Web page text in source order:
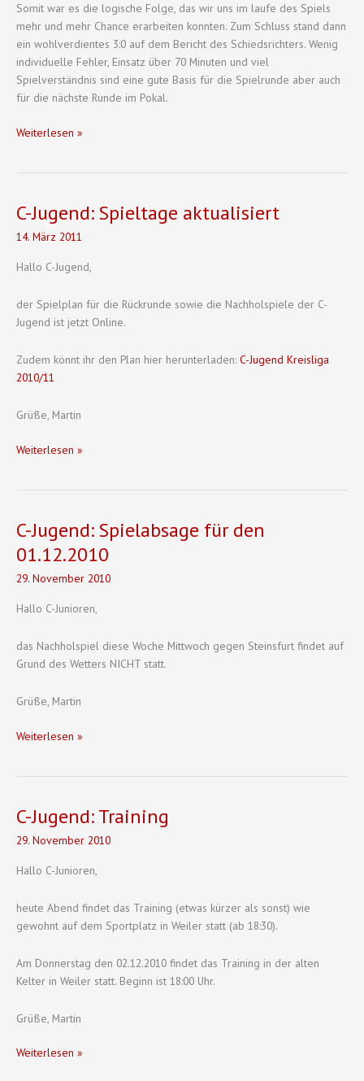
Somit war es die logische Folge, das wir uns im laufe des Spiels
mehr und mehr Chance erarbeiten konnten. Zum Schluss stand dann
ein wohlverdientes 3:0 auf dem Bericht des Schiedsrichters. Wenig
individuelle Fehler, Einsatz über 70 Minuten und viel
Spielverständnis sind eine gute Basis für die Spielrunde aber auch
für die nächste Runde im Pokal.
Guter
C-
Junioren
Weiterlesen »
C-Jugend: Spieltage aktualisiert
14. März 2011
Hallo C-Jugend,
der Spielplan für die Rückrunde sowie die Nachholspiele der C-
Jugend ist jetzt Online.
Zudem könnt ihr den Plan hier herunterladen: C-Jugend Kreisliga
2010/11
Grüße, Martin
C-
Weiterlesen »
C-Jugend: Spielabsage für den
01.12.2010
29. November 2010
Hallo C-Junioren,
das Nachholspiel diese Woche Mittwoch gegen Steinsfurt findet auf
Grund des Wetters NICHT statt.
Grüße, Martin
C-
01.12.2010
Weiterlesen »
C-Jugend: Training
29. November 2010
Hallo C-Junioren,
heute Abend findet das Training (etwas kürzer als sonst) wie
gewohnt auf dem Sportplatz in Weiler statt (ab 18:30).
Am Donnerstag den 02.12.2010 findet das Training in der alten
Kelter in Weiler statt. Beginn ist 18:00 Uhr.
Grüße, Martin
C-
Weiterlesen »